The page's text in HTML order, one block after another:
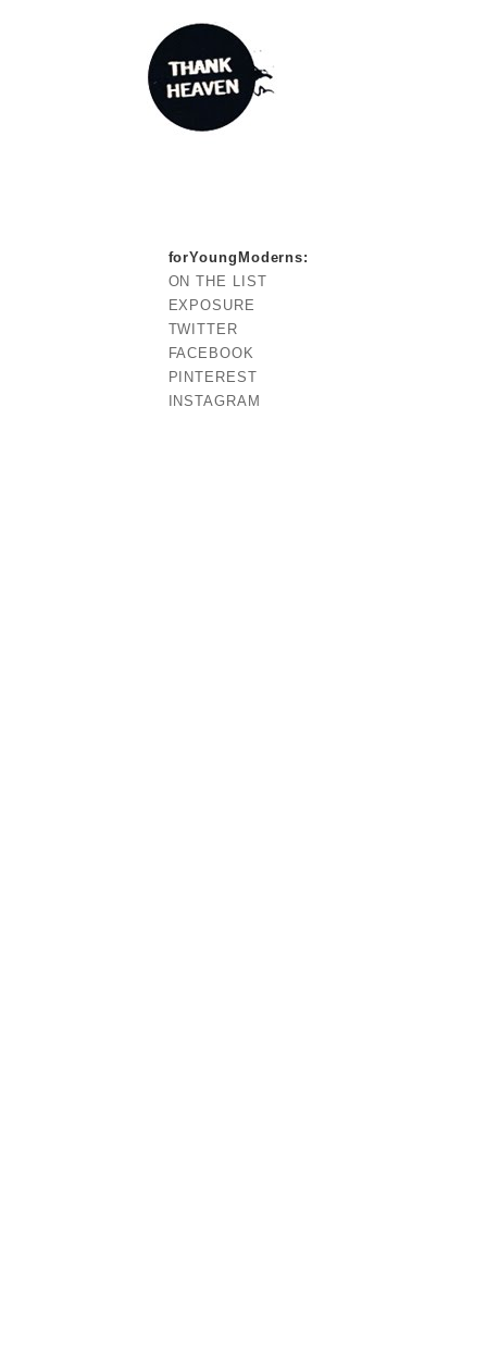
forYoungModerns:
ON THE LIST
EXPOSURE
TWITTER
FACEBOOK
PINTEREST
INSTAGRAM